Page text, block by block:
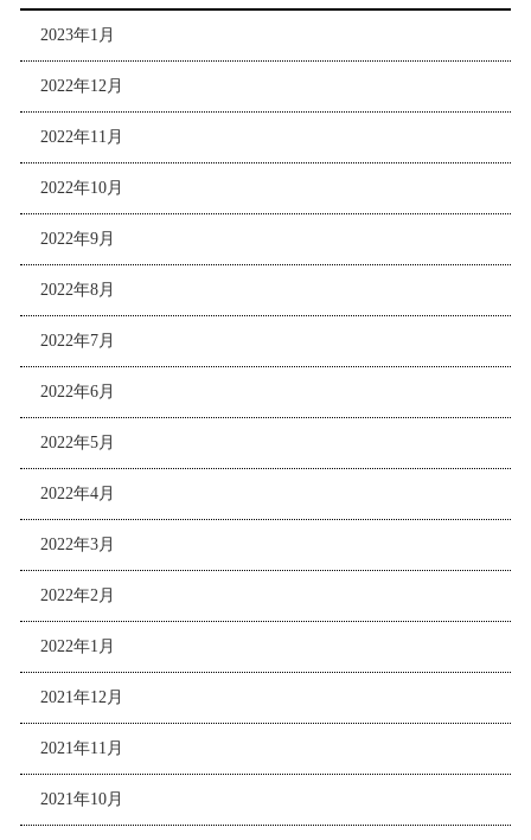
2023年1月
2022年12月
2022年11月
2022年10月
2022年9月
2022年8月
2022年7月
2022年6月
2022年5月
2022年4月
2022年3月
2022年2月
2022年1月
2021年12月
2021年11月
2021年10月